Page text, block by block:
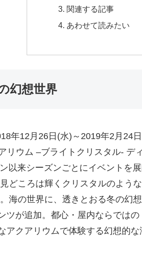
関連する記事
あわせて読みたい
幻想世界
年12月26日(水)～2019年2月24
リウム –ブライトクリスタル- デ
以来シーズンごとにイベントを
どころは輝くクリスタルのよう
海の世界に、透きとおる冬の幻
ツが追加。都心・屋内ならでは
アクアリウムで体験する幻想的